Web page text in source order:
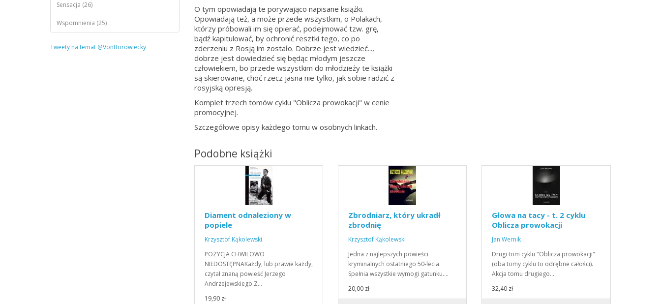
Sensacja (26)
Wspomnienia (25)
Tweety na temat @VonBorowiecky
O tym opowiadają te porywająco napisane książki.
Opowiadają też, a może przede wszystkim, o Polakach,
którzy próbowali im się opierać, podejmować tzw. grę,
bądź kapitulować, by ochronić resztki tego, co po
zderzeniu z Rosją im zostało. Dobrze jest wiedzieć...,
dobrze jest dowiedzieć się będąc młodym jeszcze
człowiekiem, bo przede wszystkim do młodzieży te książki
są skierowane, choć rzecz jasna nie tylko, jak sobie radzić z
rosyjską opresją.
Komplet trzech tomów cyklu "Oblicza prowokacji" w cenie
promocyjnej.
Szczegółowe opisy każdego tomu w osobnych linkach.
Podobne książki
Diament odnaleziony w
popiele
Krzysztof Kąkolewski
POZYCJA CHWILOWO
NIEDOSTĘPNAKażdy, lub prawie każdy,
czytał znaną powieść Jerzego
Andrzejewskiego.Z…
19,90 zł
Zbrodniarz, który ukradł
zbrodnię
Krzysztof Kąkolewski
Jedna z najlepszych powieści
kryminalnych ostatniego 50-lecia.
Spełnia wszystkie wymogi gatunku.…
20,00 zł
Głowa na tacy - t. 2 cyklu
Oblicza prowokacji
Jan Wernik
Drugi tom cyklu "Oblicza prowokacji"
(oba tomy cyklu to odrębne całości).
Akcja tomu drugiego…
32,40 zł